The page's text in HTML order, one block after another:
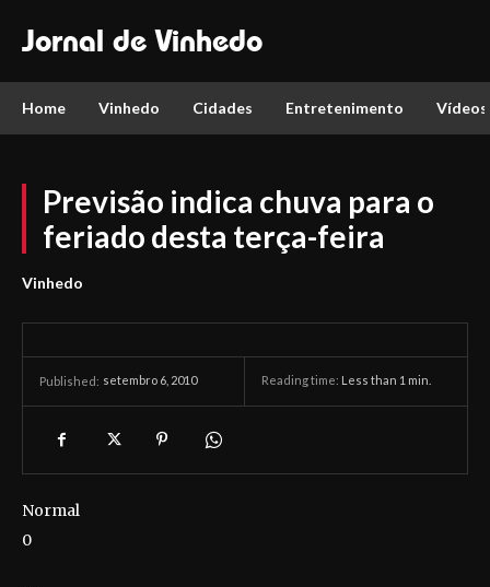
Jornal de Vinhedo
Home Vinhedo Cidades Entretenimento Vídeos
Previsão indica chuva para o
feriado desta terça-feira
Vinhedo
Published: setembro 6, 2010 Reading time: Less than 1 min.
Normal
0